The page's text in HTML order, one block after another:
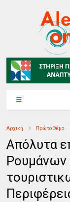
Αρχική Πρώτο Θέμα
Απόλυτα
Ρουμάνων